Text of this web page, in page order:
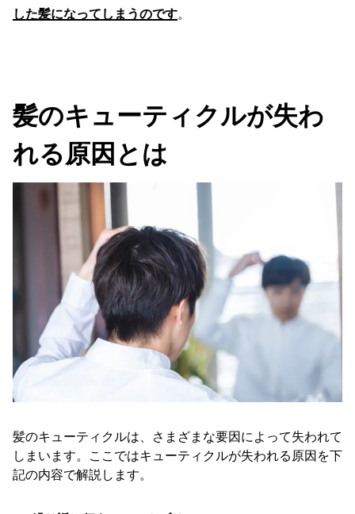
した髪になってしまうのです。
髪のキューティクルが失わ
れる原因とは
髪のキューティクルは、さまざまな要因によって失われて
しまいます。ここではキューティクルが失われる原因を下
記の内容で解説します。